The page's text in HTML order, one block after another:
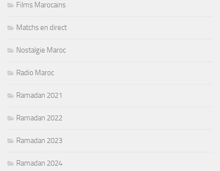
Films Marocains
Matchs en direct
Nostalgie Maroc
Radio Maroc
Ramadan 2021
Ramadan 2022
Ramadan 2023
Ramadan 2024